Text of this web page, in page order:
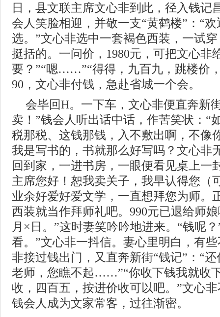
日，县文联主席文心非到此，径入钱记
会人笑脸相迎，并敬一支“黄鹤楼”：“
选。”文心非选中一套褐色西装，一试
挺括的。一问价，1980元，可把文心非
要？”“嗯……”“得得，九百九，跳楼价
90，文心非付钱，急赴省城一个会。
会毕回H。一下车，文心非便直奔新
卖！”钱会人听出话中话，作苦笑状：“
税那税、这钱那钱，入不敷出啊，不像
我是写书的，书就那么好写吗？文心非
回到家，一进书房，一眼便看见桌上一
主席您好！恕我卖关子，我早认得您（
业余好爱好爱文学，一直想拜您为师。
西装就当作拜师礼吧。990元已退给师
月×日。”这时妻笑吟吟地进来。“钱呢
看。”文心非一抖信。妻心里明白，有
非接过钱出门，又直奔新街“钱记”：“
老师，您瞧不起……”“你收下钱我就收
收，四百五，按进价收可以吧。”文心
钱会人成为文家常客，过往渐密。